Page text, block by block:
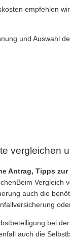
empfehlen
und Auswahl
vergleichen
Antrag, Tipps
Beim Vergleich
auch die
bei
auch die